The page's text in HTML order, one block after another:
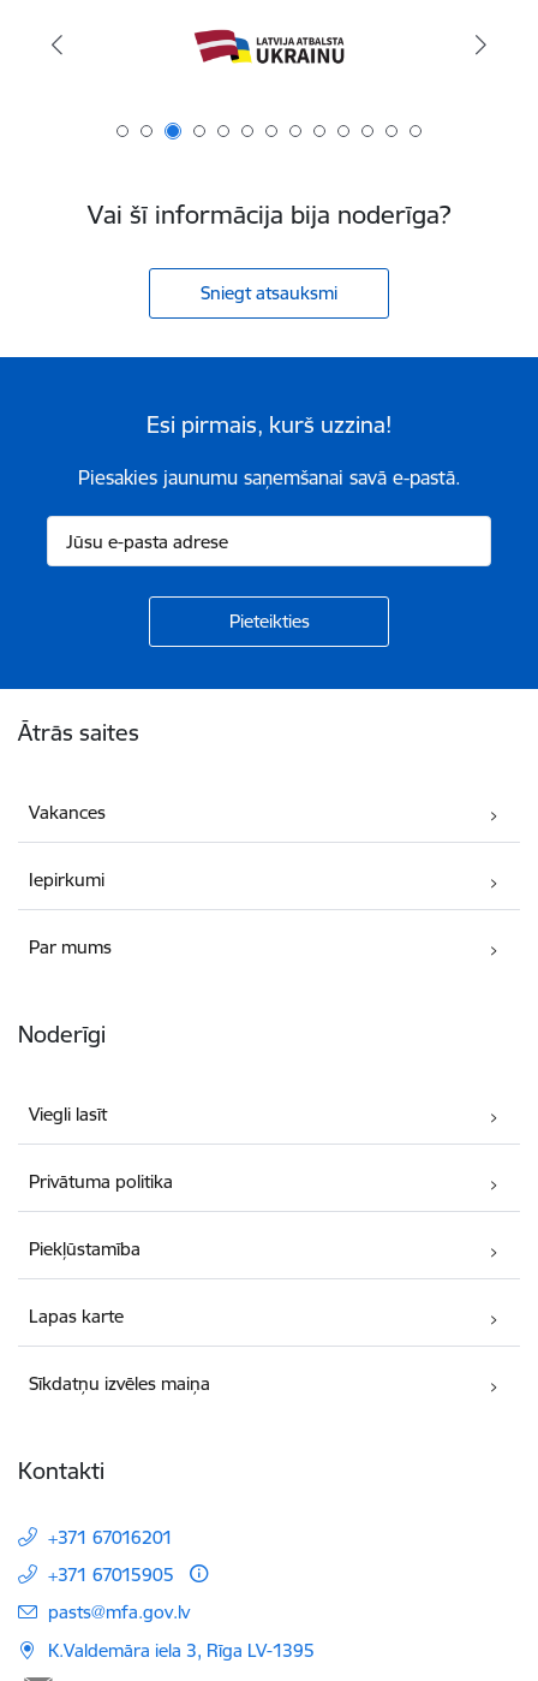
Vai šī informācija bija noderīga?
Sniegt atsauksmi
Esi pirmais, kurš uzzina!
Piesakies jaunumu saņemšanai savā e-pastā.
Ātrās saites
Vakances
Iepirkumi
Par mums
Noderīgi
Viegli lasīt
Privātuma politika
Piekļūstamība
Lapas karte
Sīkdatņu izvēles maiņa
Kontakti
+371 67016201
+371 67015905
E-pasts:
pasts@mfa.gov.lv
K.Valdemāra iela 3, Rīga LV-1395